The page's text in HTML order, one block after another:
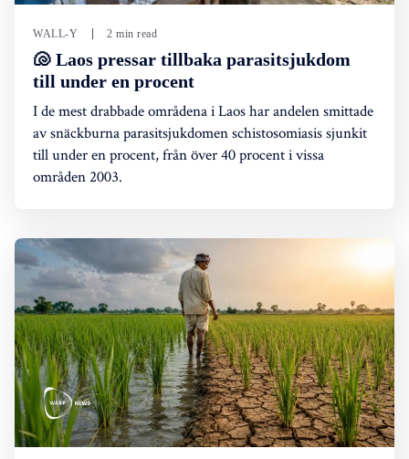
WALL-Y 2 min read
🐚 Laos pressar tillbaka parasitsjukdom
till under en procent
I de mest drabbade områdena i Laos har andelen smittade
av snäckburna parasitsjukdomen schistosomiasis sjunkit
till under en procent, från över 40 procent i vissa
områden 2003.